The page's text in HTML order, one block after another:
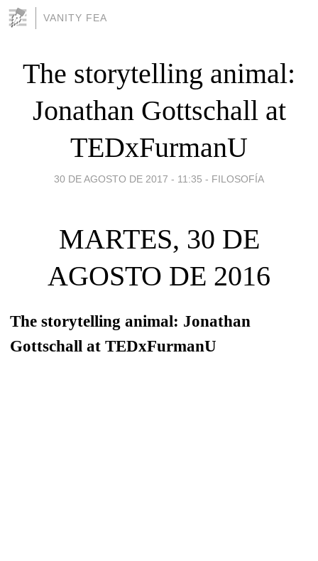
VANITY FEA
The storytelling animal:
Jonathan Gottschall at
TEDxFurmanU
30 DE AGOSTO DE 2017 - 11:35 - FILOSOFÍA
MARTES, 30 DE
AGOSTO DE 2016
The storytelling animal: Jonathan
Gottschall at TEDxFurmanU